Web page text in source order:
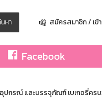
หา สมัครสมาชิก / เข้
Facebook
ณ์ และบรรจุภัณฑ์ เบเกอรี่ครบวง